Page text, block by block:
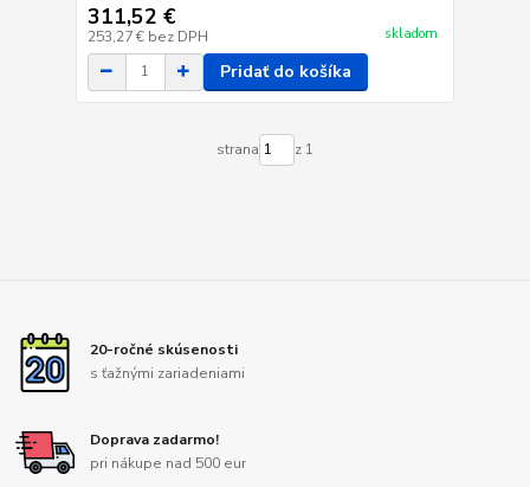
311,52 €
253,27 € bez DPH skladom
Pridať do košíka
strana z 1
20-ročné skúsenosti
s ťažnými zariadeniami
Doprava zadarmo!
pri nákupe nad 500 eur